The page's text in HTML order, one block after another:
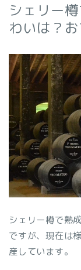
シェリー
わいは？
シェリー樽で熟
ですが、現在は
産しています。